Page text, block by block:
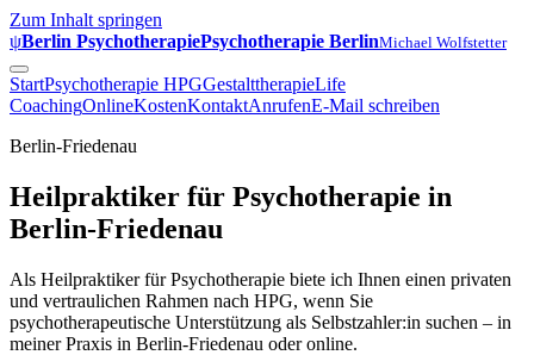
Zum Inhalt springen
ψBerlin PsychotherapiePsychotherapie BerlinMichael Wolfstetter
StartPsychotherapie HPGGestalttherapieLife
CoachingOnlineKostenKontaktAnrufenE-Mail schreiben
Berlin-Friedenau
Heilpraktiker für Psychotherapie in
Berlin-Friedenau
Als Heilpraktiker für Psychotherapie biete ich Ihnen einen privaten
und vertraulichen Rahmen nach HPG, wenn Sie
psychotherapeutische Unterstützung als Selbstzahler:in suchen – in
meiner Praxis in Berlin-Friedenau oder online.